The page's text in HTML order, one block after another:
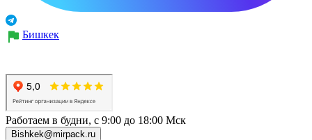
Бишкек
Работаем в будни, с 9:00 до 18:00 Мск
Bishkek@mirpack.ru